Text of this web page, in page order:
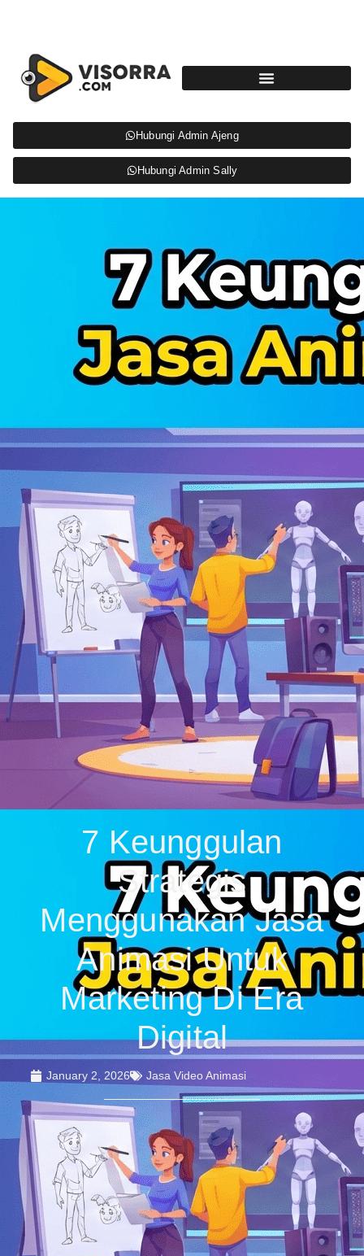
Hubungi Admin Ajeng
Hubungi Admin Sally
7 Keunggulan
Strategis
Menggunakan Jasa
Animasi Untuk
Marketing Di Era
Digital
January 2, 2026 Jasa Video Animasi